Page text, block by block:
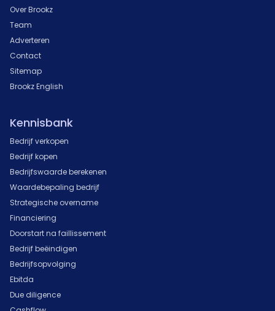
Over Brookz
Team
Adverteren
Contact
Sitemap
Brookz English
Kennisbank
Bedrijf verkopen
Bedrijf kopen
Bedrijfswaarde berekenen
Waardebepaling bedrijf
Strategische overname
Financiering
Doorstart na faillissement
Bedrijf beëindigen
Bedrijfsopvolging
Ebitda
Due diligence